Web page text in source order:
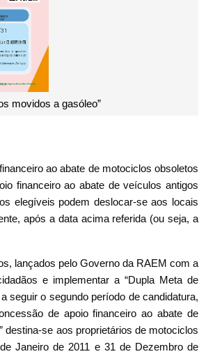
movidos a gasóleo”
ao abate de motociclos obsoletos
financeiro ao abate de veículos antigos
elegíveis podem deslocar-se aos locais
após a data acima referida (ou seja, a
lançados pelo Governo da RAEM com a
e implementar a “Dupla Meta de
seguir o segundo período de candidatura,
de apoio financeiro ao abate de
se aos proprietários de motociclos
Janeiro de 2011 e 31 de Dezembro de